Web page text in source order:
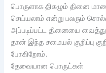
பொருளாக திகழும் தினை
செய்யலாம் என்று பலரும்
அப்படிப்பட்ட தினையை வைத்து
தான் இந்த சமையல் குறிப்பு
போகிறோம்.
தேவையான பொருட்கள்